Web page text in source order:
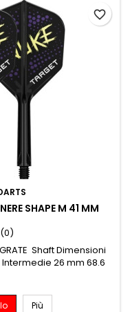
SHAPE M 41 MM
(0)
Shaft Dimensioni
26 mm 68.6
Più
favorite_border